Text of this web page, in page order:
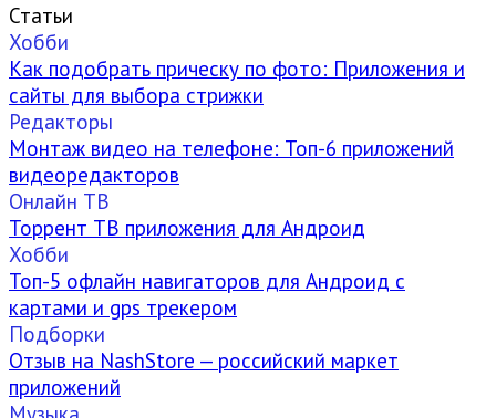
Статьи
Хобби
Как подобрать прическу по фото: Приложения и
сайты для выбора стрижки
Редакторы
Монтаж видео на телефоне: Топ-6 приложений
видеоредакторов
Онлайн ТВ
Торрент ТВ приложения для Андроид
Хобби
Топ-5 офлайн навигаторов для Андроид с
картами и gps трекером
Подборки
Отзыв на NashStore — российский маркет
приложений